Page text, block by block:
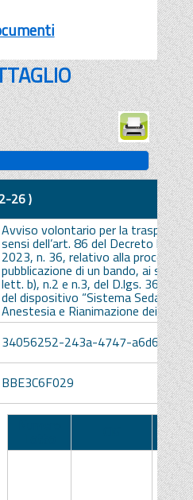
26 )
Avviso volontario per la
sensi dell’art. 86 del Decreto
2023, n. 36, relativo alla procedura
pubblicazione di un bando, ai sensi
lett. b), n.2 e n.3, del D.lgs. 36/
del dispositivo “Sistema
Anestesia e Rianimazione dei
34056252-243a-4747-a6d6-
BBE3C6F029